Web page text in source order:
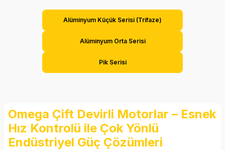
Alüminyum Küçük Serisi (Trifaze)
Alüminyum Orta Serisi
Pik Serisi
Omega Çift Devirli Motorlar – Esnek
Hız Kontrolü ile Çok Yönlü
Endüstriyel Güç Çözümleri